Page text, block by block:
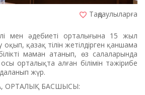
Таңдаулыларға
мен әдебиеті орталығына 15 жыл
қазақ тілін жетілдірген қаншама
маман атанып, өз салаларында
орталықта алған білімін тәжірибе
жүр.
ОРТАЛЫҚ БАСШЫСЫ: